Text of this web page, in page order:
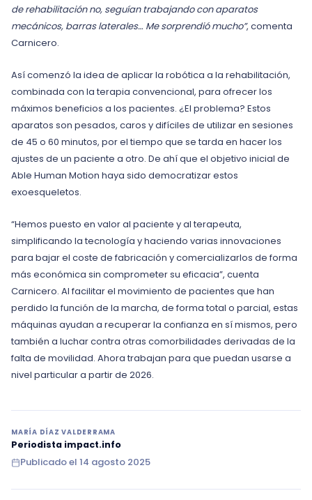
de rehabilitación no, seguían trabajando con aparatos
mecánicos, barras laterales… Me sorprendió mucho”, comenta
Carnicero.
Así comenzó la idea de aplicar la robótica a la rehabilitación,
combinada con la terapia convencional, para ofrecer los
máximos beneficios a los pacientes. ¿El problema? Estos
aparatos son pesados, caros y difíciles de utilizar en sesiones
de 45 o 60 minutos, por el tiempo que se tarda en hacer los
ajustes de un paciente a otro. De ahí que el objetivo inicial de
Able Human Motion haya sido democratizar estos
exoesqueletos.
“Hemos puesto en valor al paciente y al terapeuta,
simplificando la tecnología y haciendo varias innovaciones
para bajar el coste de fabricación y comercializarlos de forma
más económica sin comprometer su eficacia”, cuenta
Carnicero. Al facilitar el movimiento de pacientes que han
perdido la función de la marcha, de forma total o parcial, estas
máquinas ayudan a recuperar la confianza en sí mismos, pero
también a luchar contra otras comorbilidades derivadas de la
falta de movilidad. Ahora trabajan para que puedan usarse a
nivel particular a partir de 2026.
MARÍA DÍAZ VALDERRAMA
Periodista impact.info
Publicado el 14 agosto 2025